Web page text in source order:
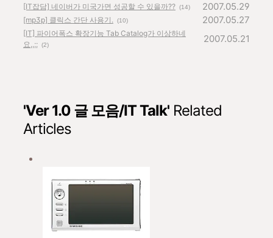
[IT잡담] 네이버가 미국가면 성공할 수 있을까?? (14) 2007.05.29
[mp3p] 클릭스 간단 사용기. (10) 2007.05.27
[IT] 파이어폭스 확장기능 Tab Catalog가 이상하네
요,,;; (2)
2007.05.21
'Ver 1.0 글 모음/IT Talk' Related
Articles